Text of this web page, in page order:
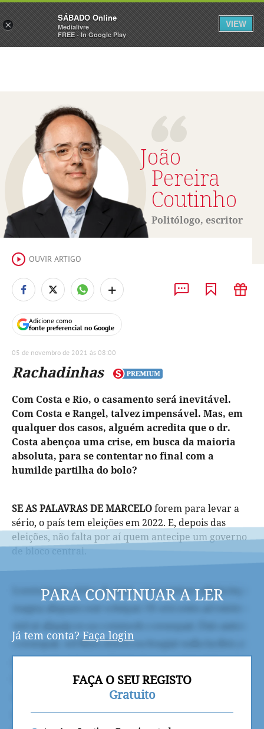
Sábado Assine Iniciar Sessão
João
Pereira
Coutinho
Politólogo, escritor
OUVIR ARTIGO
Adicione como
fonte preferencial no Google
+
05 de novembro de 2021 às 08:00
Rachadinhas
Com Costa e Rio, o casamento será inevitável.
Com Costa e Rangel, talvez impensável. Mas, em
qualquer dos casos, alguém acredita que o dr.
Costa abençoa uma crise, em busca da maioria
absoluta, para se contentar no final com a
humilde partilha do bolo?
SE AS PALAVRAS DE MARCELOforem para levar a
sério, o país tem eleições em 2022. E, depois das
eleições, não falta por aí quem antecipe um governo
de bloco central.
PARA CONTINUAR A LER
Já tem conta? Faça login
FAÇA O SEU REGISTO
Gratuito
×
SÁBADO Online
Medialivre
FREE - In Google Play
VIEW